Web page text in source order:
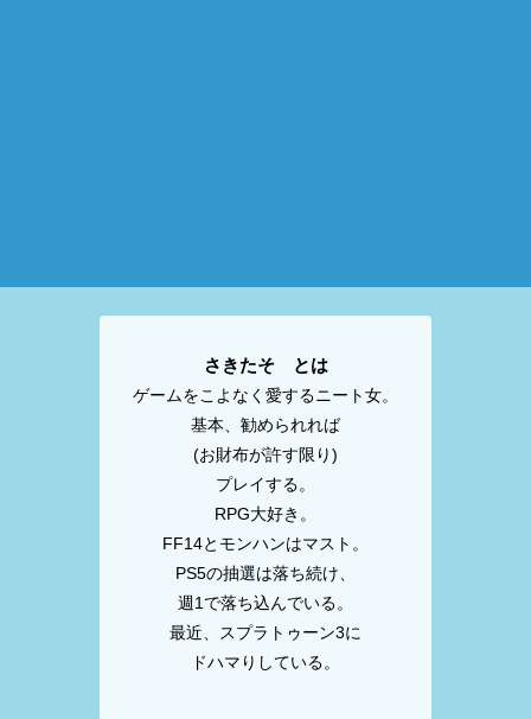
さきたそ とは
ゲームをこよなく愛するニート女。
基本、勧められれば
(お財布が許す限り)
プレイする。
RPG大好き。
FF14とモンハンはマスト。
PS5の抽選は落ち続け、
週1で落ち込んでいる。
最近、スプラトゥーン3に
ドハマりしている。